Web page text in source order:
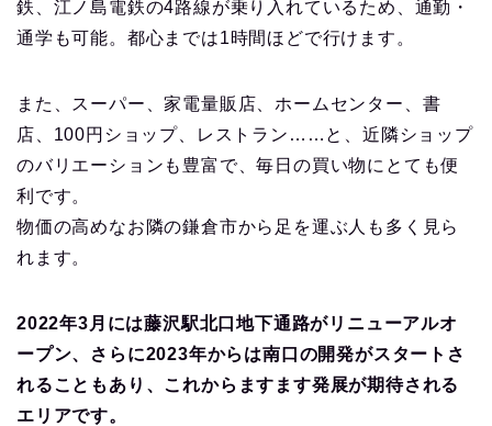
鉄、江ノ島電鉄の4路線が乗り入れているため、通勤・
通学も可能。都心までは1時間ほどで行けます。
また、スーパー、家電量販店、ホームセンター、書
店、100円ショップ、レストラン……と、近隣ショップ
のバリエーションも豊富で、毎日の買い物にとても便
利です。
物価の高めなお隣の鎌倉市から足を運ぶ人も多く見ら
れます。
2022年3月には藤沢駅北口地下通路がリニューアルオ
ープン、さらに2023年からは南口の開発がスタートさ
れることもあり、これからますます発展が期待される
エリアです。